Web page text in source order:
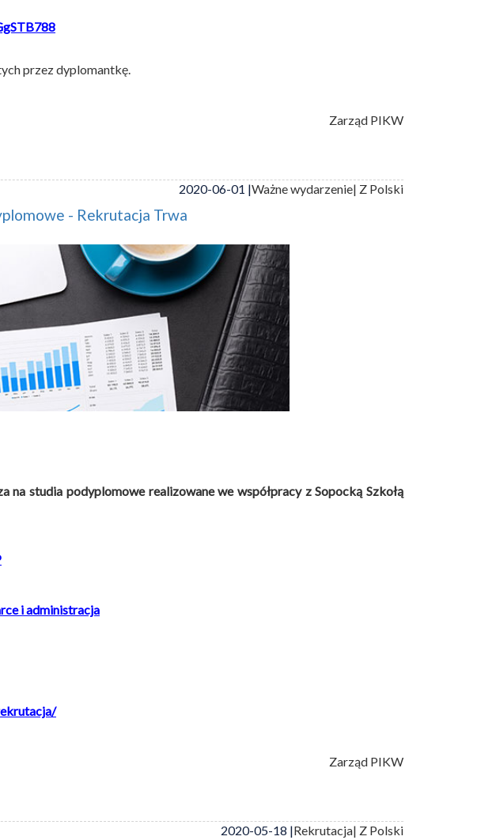
przez dyplomantkę.
Zarząd PIKW
2020-06-01 |Ważne wydarzenie| Z Polski
- Rekrutacja Trwa
na studia podyplomowe realizowane we współpracy z Sopocką Szkołą
i administracja
Zarząd PIKW
2020-05-18 |Rekrutacja| Z Polski